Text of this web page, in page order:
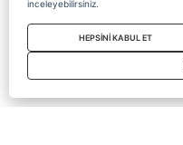
inceleyebilirsiniz.
HEPSİNİ KABUL ET